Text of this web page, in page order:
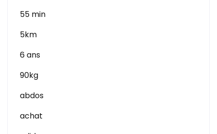
55 min
5km
6 ans
90kg
abdos
achat